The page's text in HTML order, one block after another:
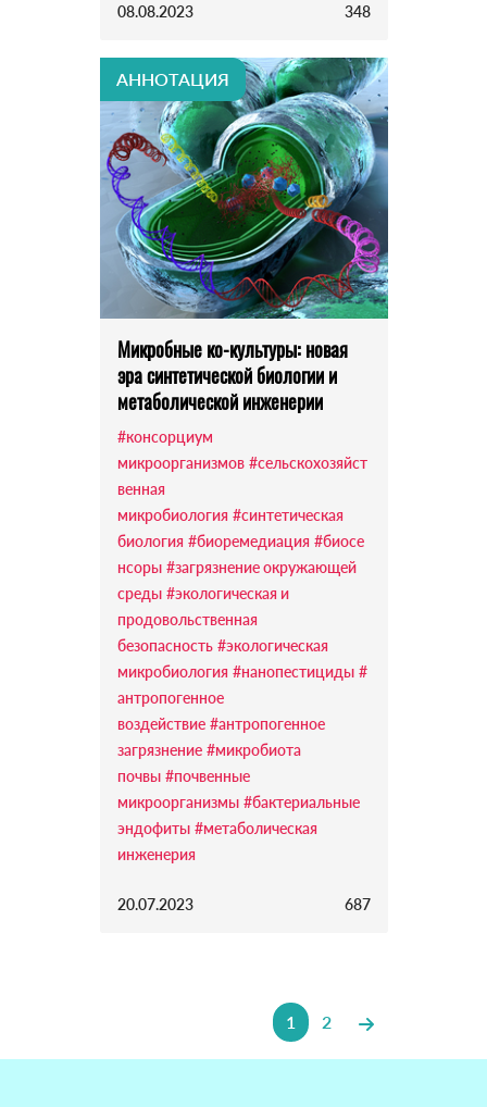
08.08.2023 348
АННОТАЦИЯ
Микробные ко-культуры: новая
эра синтетической биологии и
метаболической инженерии
#консорциум
микроорганизмов #сельскохозяйст
венная
микробиология #синтетическая
биология #биоремедиация #биосе
нсоры #загрязнение окружающей
среды #экологическая и
продовольственная
безопасность #экологическая
микробиология #нанопестициды #
антропогенное
воздействие #антропогенное
загрязнение #микробиота
почвы #почвенные
микроорганизмы #бактериальные
эндофиты #метаболическая
инженерия
20.07.2023 687
1 2